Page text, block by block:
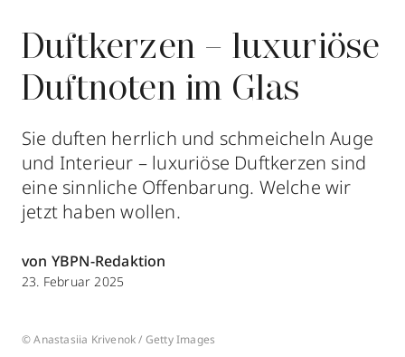
Über YBPN
Aktionen
Storefinder
Duftkerzen – luxuriöse
Duftnoten im Glas
Sie duften herrlich und schmeicheln Auge
und Interieur – luxuriöse Duftkerzen sind
eine sinnliche Offenbarung. Welche wir
jetzt haben wollen.
von YBPN-Redaktion
23. Februar 2025
© Anastasiia Krivenok / Getty Images